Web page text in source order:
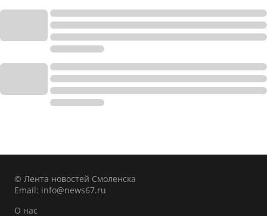
© Лента новостей Смоленска
Email: info@news67.ru
О нас